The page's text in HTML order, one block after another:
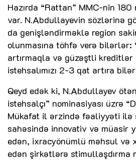
Hazırda “Rattan” MMC-nin
var. N.Abdullayevin sözlərinə
da genişləndirməklə region
olunmasına töhfə verə bilərlər:
artırmaqla və güzəştli
istehsalımızı 2-3 qat artıra
Qeyd edək ki, N.Abdullayev
istehsalçı” nominasiyası üzrə
Mükafat il ərzində fəaliyyəti ilə
sahəsində innovativ və müasir
edən, ixracyönümlü məhsul və
edən şirkətlərə stimullaşdırma